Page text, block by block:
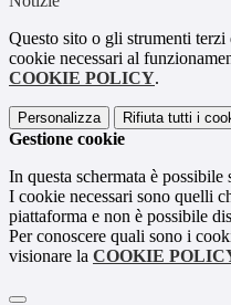
Questo sito o gli strumenti
cookie necessari al
COOKIE POLICY.
Personalizza Rifiuta tutti i
Gestione cookie
In questa schermata è
I cookie necessari sono quelli
piattaforma e non è possibile
Per conoscere quali sono i
visionare la COOKIE